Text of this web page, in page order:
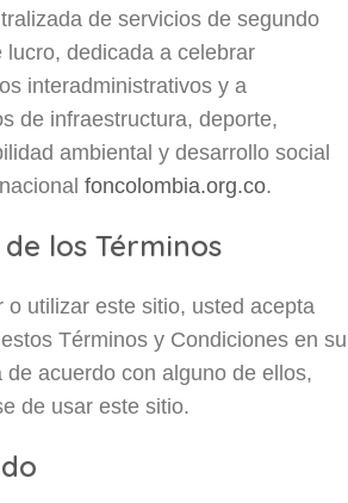
de servicios de segundo
dedicada a celebrar
interadministrativos y a
de infraestructura, deporte,
ambiental y desarrollo social
foncolombia.org.co.
los Términos
o utilizar este sitio, usted acepta
Términos y Condiciones en su
acuerdo con alguno de ellos,
de usar este sitio.